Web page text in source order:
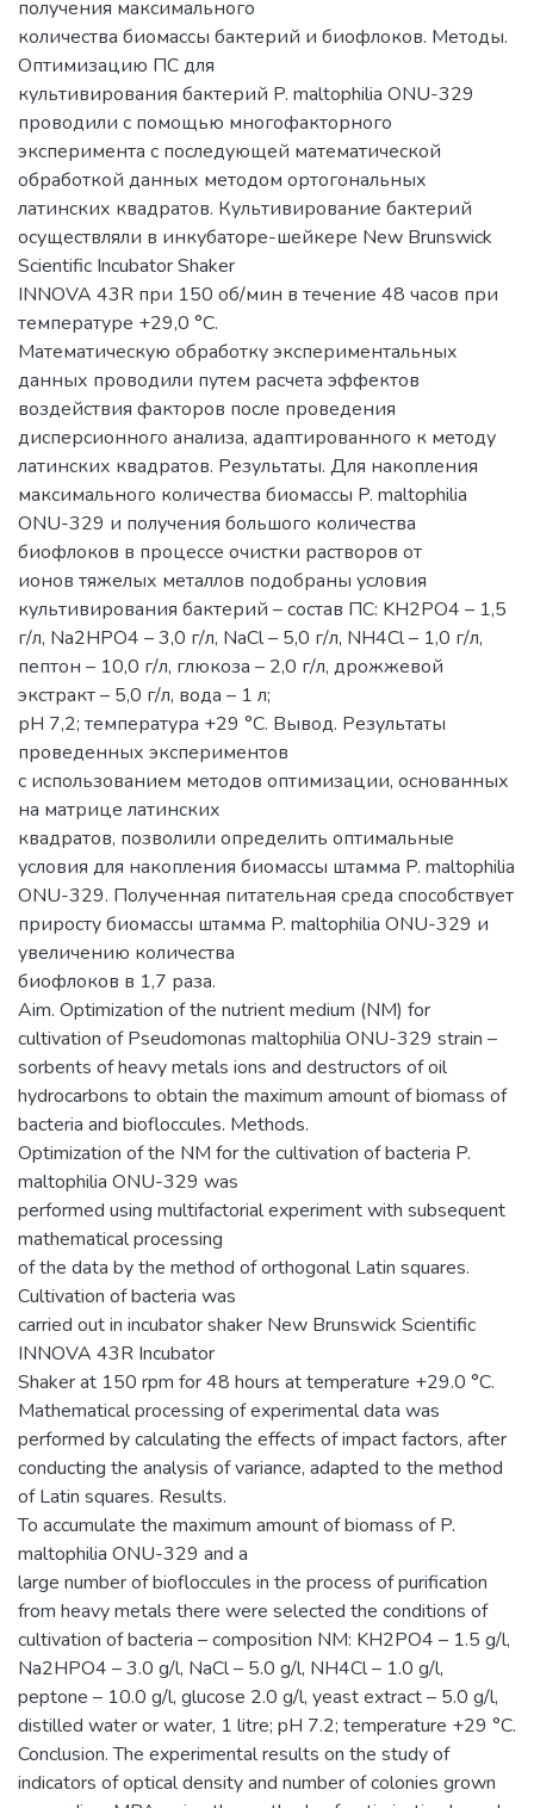
получения максимального
количества биомассы бактерий и биофлоков. Методы.
Оптимизацию ПС для
культивирования бактерий P. maltophilia ОNU-329
проводили с помощью многофакторного
эксперимента с последующей математической
обработкой данных методом ортогональных
латинских квадратов. Культивирование бактерий
осуществляли в инкубаторе-шейкере New Brunswick
Scientific Incubator Shaker
INNOVA 43R при 150 об/мин в течение 48 часов при
температуре +29,0 °С.
Математическую обработку экспериментальных
данных проводили путем расчета эффектов
воздействия факторов после проведения
дисперсионного анализа, адаптированного к методу
латинских квадратов. Результаты. Для накопления
максимального количества биомассы P. maltophilia
ОNU-329 и получения большого количества
биофлоков в процессе очистки растворов от
ионов тяжелых металлов подобраны условия
культивирования бактерий – состав ПС: KH2PO4 – 1,5
г/л, Na2HPO4 – 3,0 г/л, NaCl – 5,0 г/л, NH4Cl – 1,0 г/л,
пептон – 10,0 г/л, глюкоза – 2,0 г/л, дрожжевой
экстракт – 5,0 г/л, вода – 1 л;
рН 7,2; температура +29 °С. Вывод. Результаты
проведенных экспериментов
с использованием методов оптимизации, основанных
на матрице латинских
квадратов, позволили определить оптимальные
условия для накопления биомассы штамма P. maltophilia
ОNU-329. Полученная питательная среда способствует
приросту биомассы штамма P. maltophilia ОNU-329 и
увеличению количества
биофлоков в 1,7 раза.
Aim. Optimization of the nutrient medium (NM) for
cultivation of Pseudomonas maltophilia ONU-329 strain –
sorbents of heavy metals ions and destructors of oil
hydrocarbons to obtain the maximum amount of biomass of
bacteria and biofloccules. Methods.
Optimization of the NM for the cultivation of bacteria P.
maltophilia ONU-329 was
performed using multifactorial experiment with subsequent
mathematical processing
of the data by the method of orthogonal Latin squares.
Cultivation of bacteria was
carried out in incubator shaker New Brunswick Scientific
INNOVA 43R Incubator
Shaker at 150 rpm for 48 hours at temperature +29.0 °С.
Mathematical processing of experimental data was
performed by calculating the effects of impact factors, after
conducting the analysis of variance, adapted to the method
of Latin squares. Results.
To accumulate the maximum amount of biomass of P.
maltophilia ONU-329 and a
large number of biofloccules in the process of purification
from heavy metals there were selected the conditions of
cultivation of bacteria – composition NM: KH2PO4 – 1.5 g/l,
Na2HPO4 – 3.0 g/l, NaCl – 5.0 g/l, NH4Cl – 1.0 g/l,
peptone – 10.0 g/l, glucose 2.0 g/l, yeast extract – 5.0 g/l,
distilled water or water, 1 litre; pH 7.2; temperature +29 °С.
Conclusion. The experimental results on the study of
indicators of optical density and number of colonies grown